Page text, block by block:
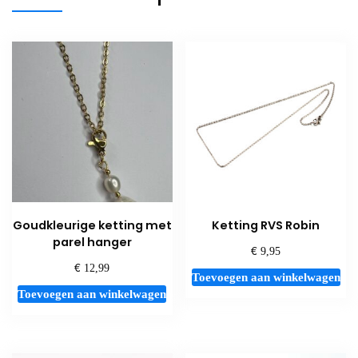
Goudkleurige ketting met
parel hanger
€ 12,99
Toevoegen aan winkelwagen
Ketting RVS Robin
€ 9,95
Toevoegen aan winkelwagen